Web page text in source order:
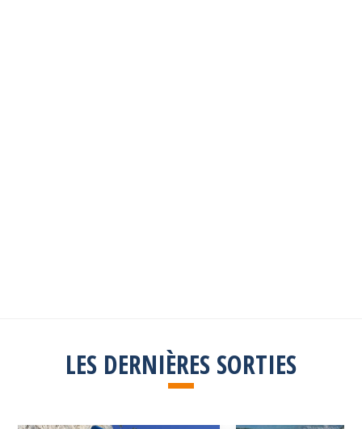
LES DERNIÈRES SORTIES